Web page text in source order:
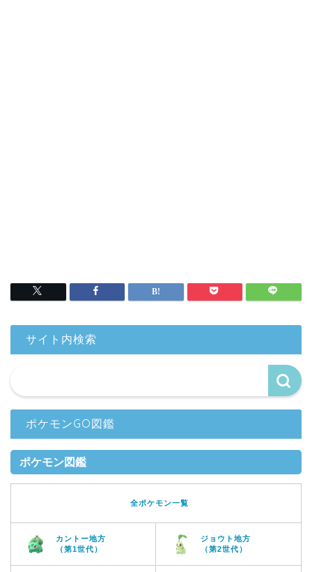
サイト内検索
ポケモンGO図鑑
ポケモン図鑑
全ポケモン一覧
カントー地方
（第1世代）
ジョウト地方
（第2世代）